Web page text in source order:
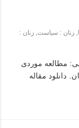
,زنان : سیاست ,زنان :
مطالعه موردی
دانلود مقاله